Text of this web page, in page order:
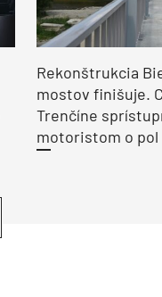
Rekonštrukcia
mostov finišuje.
Trenčíne
motoristom o pol